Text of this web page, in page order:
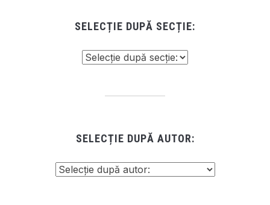
SELECȚIE DUPĂ SECȚIE:
SELECȚIE DUPĂ AUTOR: